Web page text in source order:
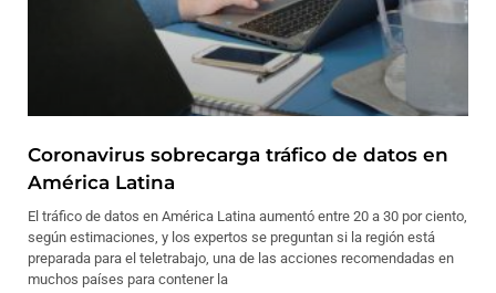
Coronavirus sobrecarga tráfico de datos en
América Latina
El tráfico de datos en América Latina aumentó entre 20 a 30 por ciento,
según estimaciones, y los expertos se preguntan si la región está
preparada para el teletrabajo, una de las acciones recomendadas en
muchos países para contener la